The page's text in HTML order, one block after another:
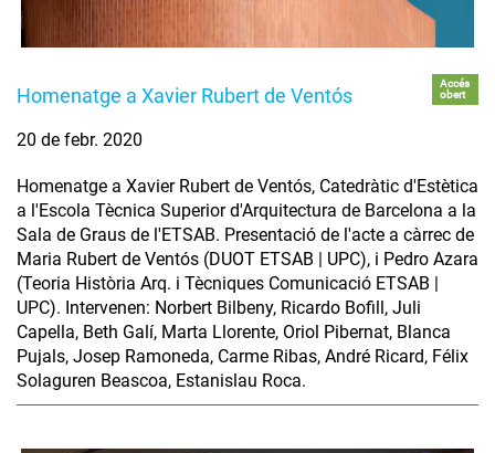
Homenatge a Xavier Rubert de Ventós
Accés
obert
20 de febr. 2020
Homenatge a Xavier Rubert de Ventós, Catedràtic d'Estètica
a l'Escola Tècnica Superior d'Arquitectura de Barcelona a la
Sala de Graus de l'ETSAB. Presentació de l'acte a càrrec de
Maria Rubert de Ventós (DUOT ETSAB | UPC), i Pedro Azara
(Teoria Història Arq. i Tècniques Comunicació ETSAB |
UPC). Intervenen: Norbert Bilbeny, Ricardo Bofill, Juli
Capella, Beth Galí, Marta Llorente, Oriol Pibernat, Blanca
Pujals, Josep Ramoneda, Carme Ribas, André Ricard, Félix
Solaguren Beascoa, Estanislau Roca.